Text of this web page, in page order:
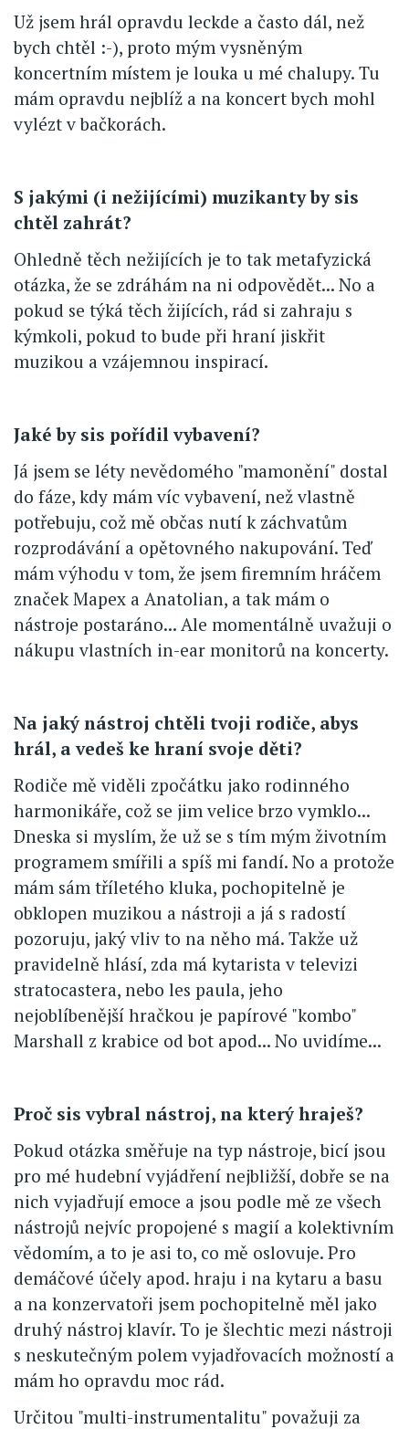
Už jsem hrál opravdu leckde a často dál, než
bych chtěl :-), proto mým vysněným
koncertním místem je louka u mé chalupy. Tu
mám opravdu nejblíž a na koncert bych mohl
vylézt v bačkorách.
S jakými (i nežijícími) muzikanty by sis
chtěl zahrát?
Ohledně těch nežijících je to tak metafyzická
otázka, že se zdráhám na ni odpovědět... No a
pokud se týká těch žijících, rád si zahraju s
kýmkoli, pokud to bude při hraní jiskřit
muzikou a vzájemnou inspirací.
Jaké by sis pořídil vybavení?
Já jsem se léty nevědomého "mamonění" dostal
do fáze, kdy mám víc vybavení, než vlastně
potřebuju, což mě občas nutí k záchvatům
rozprodávání a opětovného nakupování. Teď
mám výhodu v tom, že jsem firemním hráčem
značek Mapex a Anatolian, a tak mám o
nástroje postaráno... Ale momentálně uvažuji o
nákupu vlastních in-ear monitorů na koncerty.
Na jaký nástroj chtěli tvoji rodiče, abys
hrál, a vedeš ke hraní svoje děti?
Rodiče mě viděli zpočátku jako rodinného
harmonikáře, což se jim velice brzo vymklo...
Dneska si myslím, že už se s tím mým životním
programem smířili a spíš mi fandí. No a protože
mám sám tříletého kluka, pochopitelně je
obklopen muzikou a nástroji a já s radostí
pozoruju, jaký vliv to na něho má. Takže už
pravidelně hlásí, zda má kytarista v televizi
stratocastera, nebo les paula, jeho
nejoblíbenější hračkou je papírové "kombo"
Marshall z krabice od bot apod... No uvidíme...
Proč sis vybral nástroj, na který hraješ?
Pokud otázka směřuje na typ nástroje, bicí jsou
pro mé hudební vyjádření nejbližší, dobře se na
nich vyjadřují emoce a jsou podle mě ze všech
nástrojů nejvíc propojené s magií a kolektivním
vědomím, a to je asi to, co mě oslovuje. Pro
demáčové účely apod. hraju i na kytaru a basu
a na konzervatoři jsem pochopitelně měl jako
druhý nástroj klavír. To je šlechtic mezi nástroji
s neskutečným polem vyjadřovacích možností a
mám ho opravdu moc rád.
Určitou "multi-instrumentalitu" považuji za